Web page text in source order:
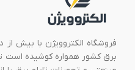
فروشگاه الکتروویژن با بیش
برق کشور همواره کوشیده است